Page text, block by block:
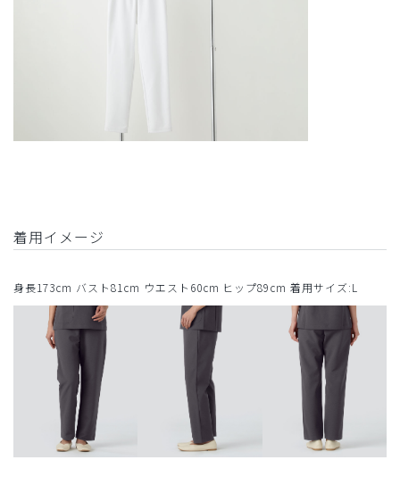
着用イメージ
身長173cm バスト81cm ウエスト60cm ヒップ89cm 着用サイズ:L